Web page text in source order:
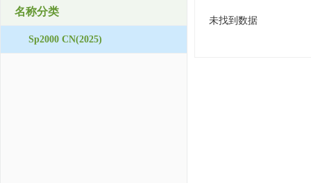
名称分类
Sp2000 CN(2025)
未找到数据